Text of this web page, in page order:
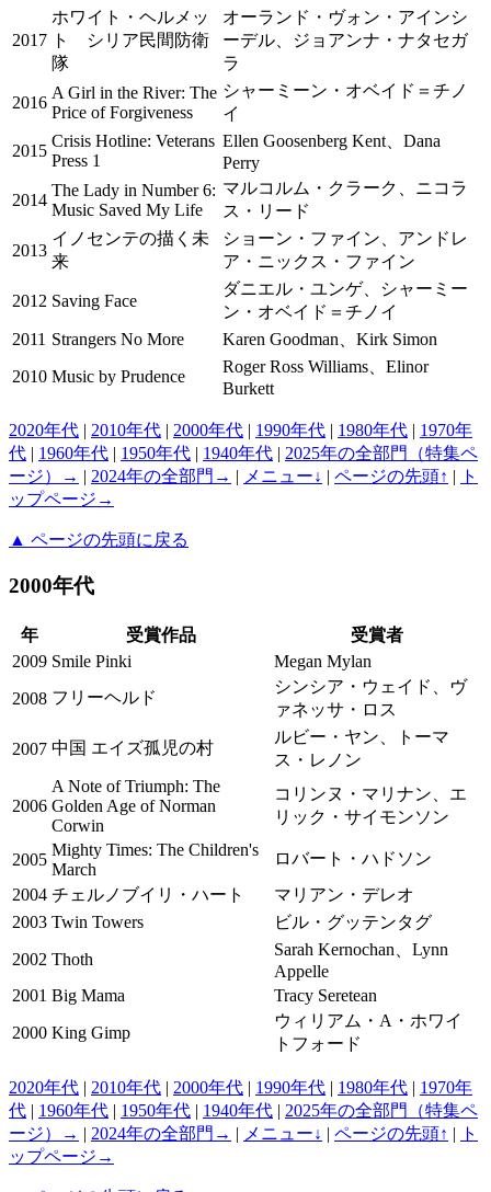
2017
ホワイト・ヘルメッ
ト シリア民間防衛
隊
オーランド・ヴォン・アインシ
ーデル、ジョアンナ・ナタセガ
ラ
2016
A Girl in the River: The
Price of Forgiveness
シャーミーン・オベイド＝チノ
イ
2015
Crisis Hotline: Veterans
Press 1
Ellen Goosenberg Kent、Dana
Perry
2014
The Lady in Number 6:
Music Saved My Life
マルコルム・クラーク、ニコラ
ス・リード
2013
イノセンテの描く未
来
ショーン・ファイン、アンドレ
ア・ニックス・ファイン
2012 Saving Face
ダニエル・ユンゲ、シャーミー
ン・オベイド＝チノイ
2011 Strangers No More
Karen Goodman、Kirk Simon
2010 Music by Prudence
Roger Ross Williams、Elinor
Burkett
2020年代 | 2010年代 | 2000年代 | 1990年代 | 1980年代 | 1970年
代 | 1960年代 | 1950年代 | 1940年代 | 2025年の全部門（特集ペ
ージ）→ | 2024年の全部門→ | メニュー↓ | ページの先頭↑ |
ト
ップページ→
▲ ページの先頭に戻る
2000年代
年 受賞作品
受賞者
2009 Smile Pinki
Megan Mylan
2008 フリーヘルド
シンシア・ウェイド、ヴ
ァネッサ・ロス
2007 中国 エイズ孤児の村
ルビー・ヤン、トーマ
ス・レノン
2006
A Note of Triumph: The
Golden Age of Norman
Corwin
コリンヌ・マリナン、エ
リック・サイモンソン
2005
Mighty Times: The Children's
March
ロバート・ハドソン
2004 チェルノブイリ・ハート
マリアン・デレオ
2003 Twin Towers
ビル・グッテンタグ
2002 Thoth
Sarah Kernochan、Lynn
Appelle
2001 Big Mama
Tracy Seretean
2000 King Gimp
ウィリアム・A・ホワイ
トフォード
2020年代 | 2010年代 | 2000年代 | 1990年代 | 1980年代 | 1970年
代 | 1960年代 | 1950年代 | 1940年代 | 2025年の全部門（特集ペ
ージ）→ | 2024年の全部門→ | メニュー↓ | ページの先頭↑ |
ト
ップページ→